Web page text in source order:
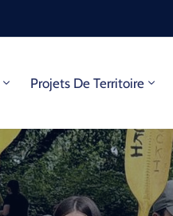
Projets De Territoire